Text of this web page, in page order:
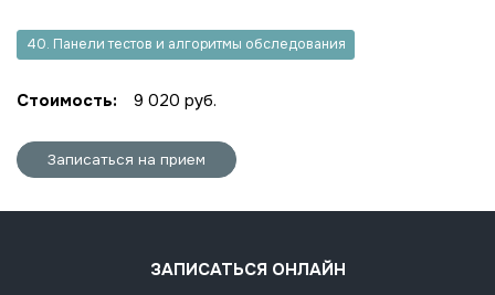
40. Панели тестов и алгоритмы обследования
Стоимость: 9 020 руб.
Записаться на прием
ЗАПИСАТЬСЯ ОНЛАЙН